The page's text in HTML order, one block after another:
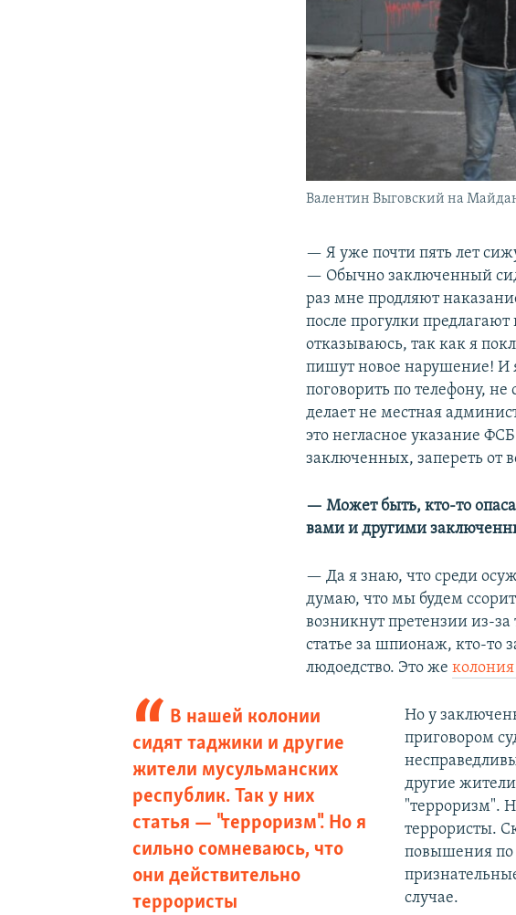
Валентин Выговский на
— Я уже почти пять лет
— Обычно заключенный
раз мне продляют
после прогулки
отказываюсь, так как я
пишут новое нарушение!
поговорить по телефону,
делает не местная
это негласное указание
заключенных, запереть от
— Может быть, кто-то
вами и другими
— Да я знаю, что среди
думаю, что мы будем
возникнут претензии из-
статье за шпионаж, кто-то
людоедство. Это же
В нашей колонии
сидят таджики и другие
жители мусульманских
республик. Так у них
статья — "терроризм". Но я
сильно сомневаюсь, что
они действительно
террористы
Но у
приговором
другие
"терроризм".
террористы.
повышения по
случае.